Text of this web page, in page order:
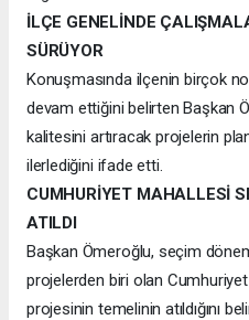
İLÇE GENELİNDE
SÜRÜYOR
Konuşmasında ilçenin birçok
devam ettiğini belirten Başkan
kalitesini artıracak projelerin
ilerlediğini ifade etti.
CUMHURİYET MAHALLESİ
ATILDI
Başkan Ömeroğlu, seçim
projelerden biri olan
projesinin temelinin atıldığını